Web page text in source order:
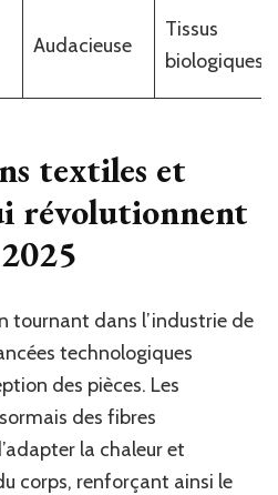
Audacieuse
Tissus
biologiques
textiles et
révolutionnent
tournant dans l’industrie de
technologiques
des pièces. Les
des fibres
la chaleur et
corps, renforçant ainsi le